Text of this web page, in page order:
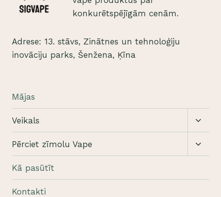
konkurētspējīgām cenām.
Adrese: 13. stāvs, Zinātnes un tehnoloģiju
inovāciju parks, Šenžena, Ķīna
Mājas
Veikals
Pērciet zīmolu Vape
Kā pasūtīt
Kontakti